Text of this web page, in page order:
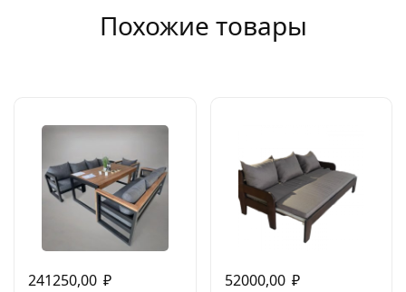
Похожие товары
241250,00 ₽
52000,00 ₽